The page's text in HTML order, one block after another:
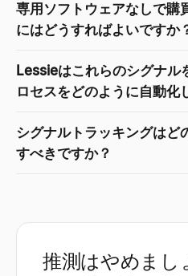
専用ソフトウェアなしで購
にはどうすればよいですか
Lessieはこれらのシグナル
ロセスをどのように自動化
シグナルトラッキングはど
すべきですか？
推測はやめまし